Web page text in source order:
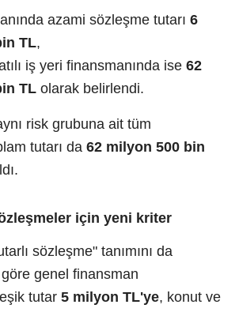
azami sözleşme tutarı 6
TL,
iş yeri finansmanında ise 62
TL olarak belirlendi.
risk grubuna ait tüm
tutarı da 62 milyon 500 bin
için yeni kriter
sözleşme" tanımını da
genel finansman
tutar 5 milyon TL'ye, konut ve